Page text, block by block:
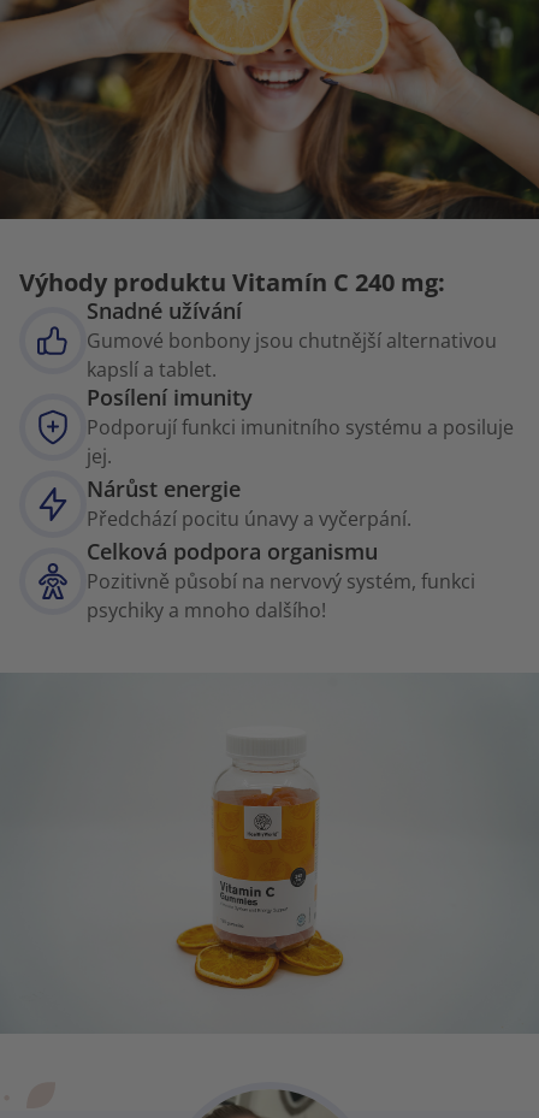
Výhody produktu Vitamín C 240 mg:
Snadné užívání
Gumové bonbony jsou chutnější alternativou
kapslí a tablet.
Posílení imunity
Podporují funkci imunitního systému a posiluje
jej.
Nárůst energie
Předchází pocitu únavy a vyčerpání.
Celková podpora organismu
Pozitivně působí na nervový systém, funkci
psychiky a mnoho dalšího!